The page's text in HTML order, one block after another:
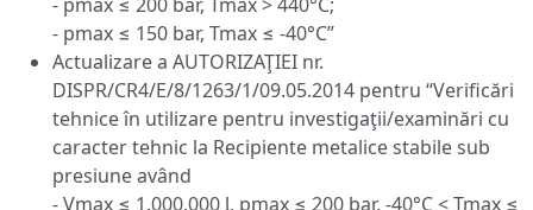
- pmax ≤ 150 bar, Tmax ≤ -40°C”
Actualizare a AUTORIZAŢIEI nr.
DISPR/CR4/E/8/1263/1/09.05.2014 pentru “Verificări
tehnice în utilizare pentru investigaţii/examinări cu
caracter tehnic la Recipiente metalice stabile sub
presiune având
- Vmax ≤ 1.000.000 l, pmax ≤ 200 bar, -40°C < Tmax ≤